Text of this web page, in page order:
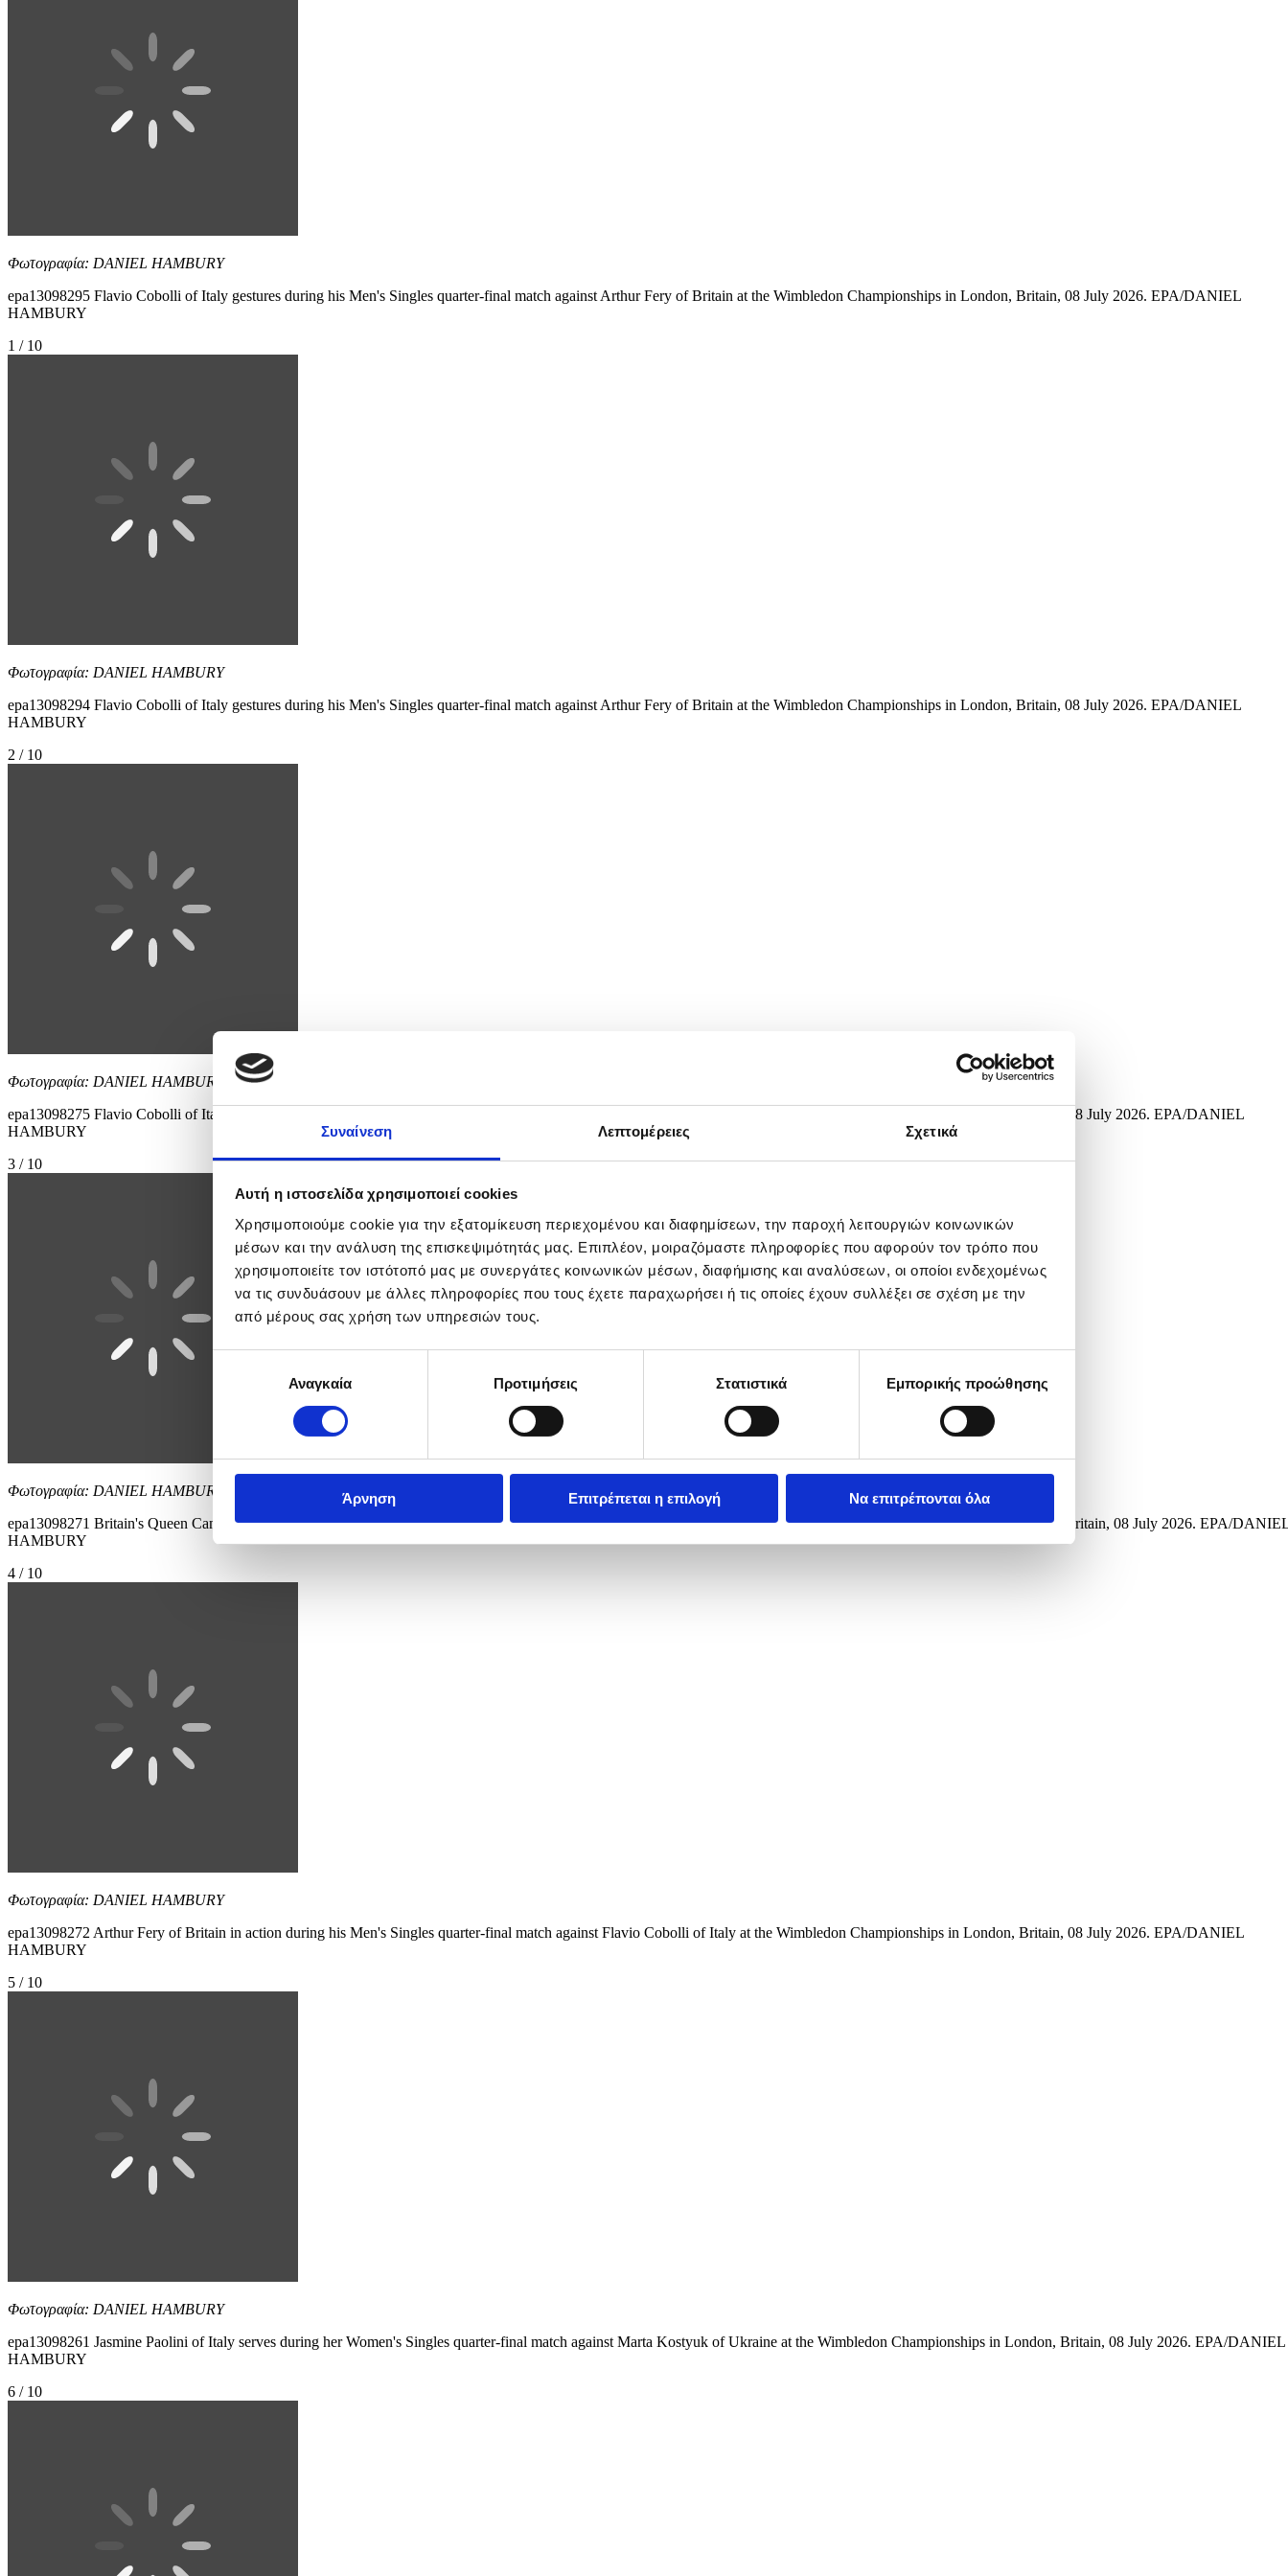
Συναίνεση Λεπτομέρειες Σχετικά
Αυτή η ιστοσελίδα χρησιμοποιεί cookies
Χρησιμοποιούμε cookie για την εξατομίκευση περιεχομένου και διαφημίσεων, την παροχή λειτουργιών κοινωνικών
μέσων και την ανάλυση της επισκεψιμότητάς μας. Επιπλέον, μοιραζόμαστε πληροφορίες που αφορούν τον τρόπο που
χρησιμοποιείτε τον ιστότοπό μας με συνεργάτες κοινωνικών μέσων, διαφήμισης και αναλύσεων, οι οποίοι ενδεχομένως
να τις συνδυάσουν με άλλες πληροφορίες που τους έχετε παραχωρήσει ή τις οποίες έχουν συλλέξει σε σχέση με την
από μέρους σας χρήση των υπηρεσιών τους.
συγκατάθεσηςΑναγκαία Προτιμήσεις Στατιστικά Εμπορικής προώθησης
Άρνηση Επιτρέπεται η επιλογή Να επιτρέπονται όλα
Φωτογραφία: DANIEL HAMBURY
epa13098295 Flavio Cobolli of Italy gestures during his Men's Singles quarter-final match against Arthur Fery of Britain at the Wimbledon Championships in London, Britain, 08 July 2026. EPA/DANIEL
HAMBURY
1 / 10
Φωτογραφία: DANIEL HAMBURY
epa13098294 Flavio Cobolli of Italy gestures during his Men's Singles quarter-final match against Arthur Fery of Britain at the Wimbledon Championships in London, Britain, 08 July 2026. EPA/DANIEL
HAMBURY
2 / 10
Φωτογραφία: DANIEL HAMBURY
epa13098275 Flavio Cobolli of Italy in action during his Men's Singles quarter-final match against Arthur Fery of Britain at the Wimbledon Championships in London, Britain, 08 July 2026. EPA/DANIEL
HAMBURY
3 / 10
Φωτογραφία: DANIEL HAMBURY
epa13098271 Britain's Queen Camilla (C) speaks with Peter Phillips (R) and Deborah Jevans (L) in the royal box at centre court at the Wimbledon Championships in London, Britain, 08 July 2026. EPA/
HAMBURY
4 / 10
Φωτογραφία: DANIEL HAMBURY
epa13098272 Arthur Fery of Britain in action during his Men's Singles quarter-final match against Flavio Cobolli of Italy at the Wimbledon Championships in London, Britain, 08 July 2026. EPA/DANIEL
HAMBURY
5 / 10
Φωτογραφία: DANIEL HAMBURY
epa13098261 Jasmine Paolini of Italy serves during her Women's Singles quarter-final match against Marta Kostyuk of Ukraine at the Wimbledon Championships in London, Britain, 08 July 2026. EPA/DANIEL
HAMBURY
6 / 10